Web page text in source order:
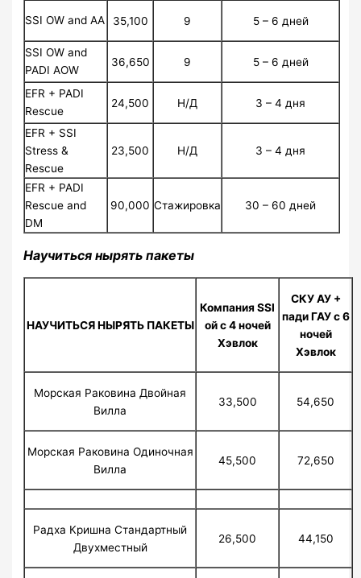
SSI OW and AA 35,100 9 5 – 6 дней
SSI OW and
PADI AOW
36,650 9 5 – 6 дней
EFR + PADI
Rescue
24,500 Н/Д 3 – 4 дня
EFR + SSI
Stress &
Rescue
23,500 Н/Д 3 – 4 дня
EFR + PADI
Rescue and
DM
90,000 Стажировка 30 – 60 дней
Научиться нырять пакеты
НАУЧИТЬСЯ НЫРЯТЬ ПАКЕТЫ
Компания SSI
ой с 4 ночей
Хэвлок
СКУ АУ +
пади ГАУ с 6
ночей
Хэвлок
Морская Раковина Двойная
Вилла
33,500 54,650
Морская Раковина Одиночная
Вилла
45,500 72,650
Радха Кришна Стандартный
Двухместный
26,500 44,150